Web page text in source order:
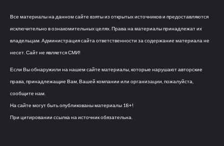
Все материалы на данном сайте взяты из открытых источников и предоставляются
исключительно в ознакомительных целях. Права на материалы принадлежат их
владельцам. Администрация сайта ответственности за содержание материала не
несет. Сайт не является СМИ!
Если Вы обнаружили на нашем сайте материалы, которые нарушают авторские
права, принадлежащие Вам, Вашей компании или организации, пожалуйста,
сообщите нам.
На сайте могут быть опубликованы материалы 18+!
При цитировании ссылка на источник обязательна.